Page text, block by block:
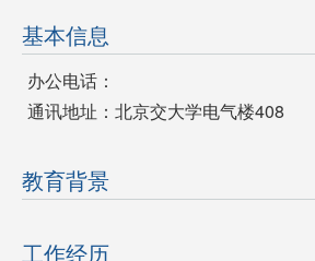
基本信息
办公电话：
通讯地址：北京交大学电气楼408
教育背景
工作经历